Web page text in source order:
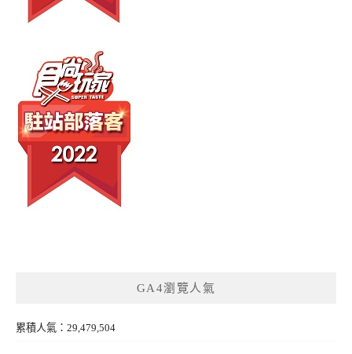
GA4瀏覽人氣
累積人氣：29,479,504